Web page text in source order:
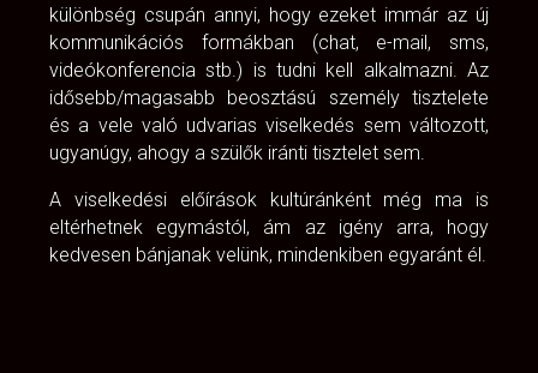
különbség csupán annyi, hogy ezeket immár az új
kommunikációs formákban (chat, e-mail, sms,
videókonferencia stb.) is tudni kell alkalmazni. Az
idősebb/magasabb beosztású személy tisztelete
és a vele való udvarias viselkedés sem változott,
ugyanúgy, ahogy a szülők iránti tisztelet sem.
A viselkedési előírások kultúránként még ma is
eltérhetnek egymástól, ám az igény arra, hogy
kedvesen bánjanak velünk, mindenkiben egyaránt él.